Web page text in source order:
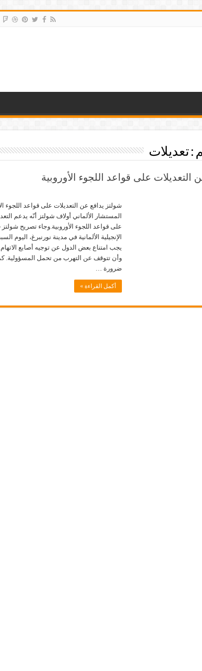
:تعديلات
التعديلات على قواعد اللجوء الأوروبية
شولتز يدافع عن التعديلات على قواعد اللجوء
المستشار الألماني أولاف شولتز أنّه يدعم
على قواعد اللجوء الأوروبية.وجاء تصريح
الإنجيلية الألمانية في مدينة نورنبرغ، اليوم
يجب امتناع بعض الدول عن توجيه أصابع
وأن تتوقف عن التهرب من تحمل المسؤولية.
ضرورة …
أكمل القراءة »